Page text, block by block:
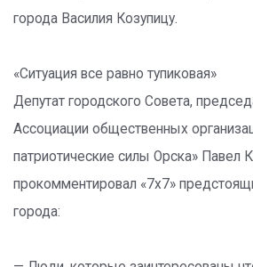
города Василия Козупицу.
«Ситуация все равно тупиковая»
Депутат городского Совета,
Ассоциации общественных
патриотические силы Орска» Павел
прокомментировал «7х7»
города: